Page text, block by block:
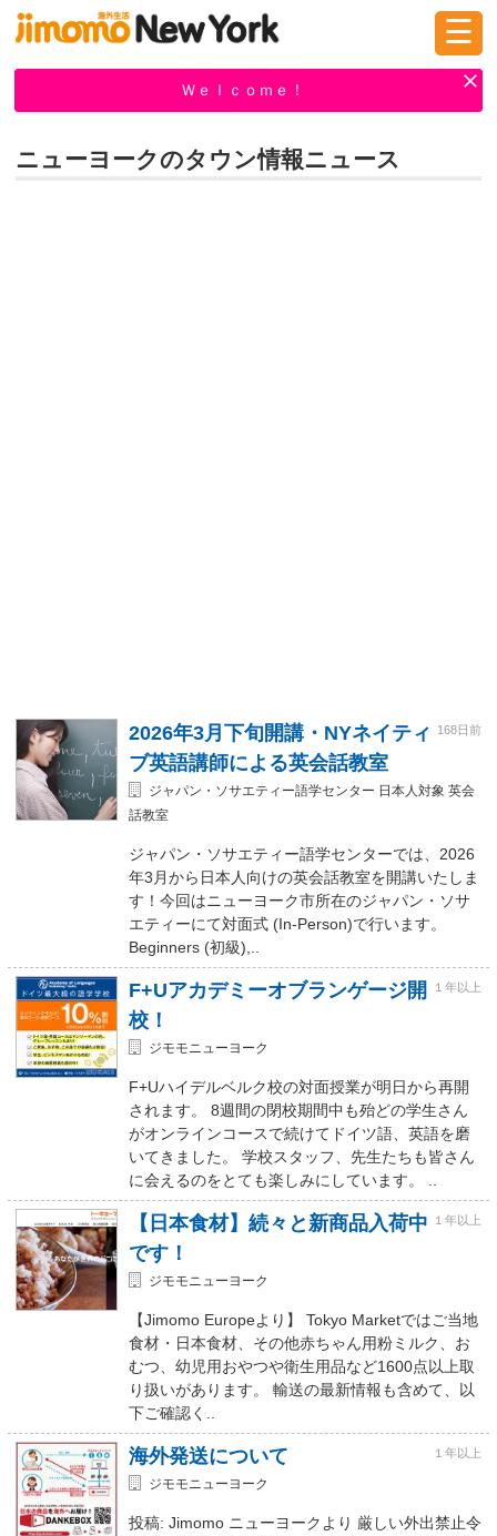
☰
Ｗｅｌｃｏｍｅ！
ニューヨークのタウン情報ニュース
2026年3月下旬開講・NYネイティ
ブ英語講師による英会話教室
168日前
ジャパン・ソサエティー語学センター 日本人対象 英会
話教室
ジャパン・ソサエティー語学センターでは、2026
年3月から日本人向けの英会話教室を開講いたしま
す！今回はニューヨーク市所在のジャパン・ソサ
エティーにて対面式 (In-Person)で行います。
Beginners (初級),..
F+Uアカデミーオブランゲージ開
校！
１年以上
ジモモニューヨーク
F+Uハイデルベルク校の対面授業が明日から再開
されます。 8週間の閉校期間中も殆どの学生さん
がオンラインコースで続けてドイツ語、英語を磨
いてきました。 学校スタッフ、先生たちも皆さん
に会えるのをとても楽しみにしています。 ..
【日本食材】続々と新商品入荷中
です！
１年以上
ジモモニューヨーク
【Jimomo Europeより】 Tokyo Marketではご当地
食材・日本食材、その他赤ちゃん用粉ミルク、お
むつ、幼児用おやつや衛生用品など1600点以上取
り扱いがあります。 輸送の最新情報も含めて、以
下ご確認く..
海外発送について １年以上
ジモモニューヨーク
投稿: Jimomo ニューヨークより 厳しい外出禁止令